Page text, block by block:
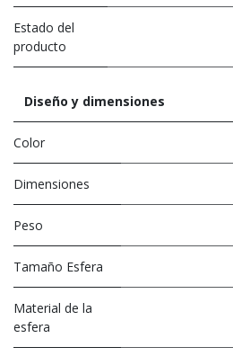
Estado del
producto
Diseño y dimensiones
Color
Dimensiones
Peso
Tamaño Esfera
Material de la
esfera